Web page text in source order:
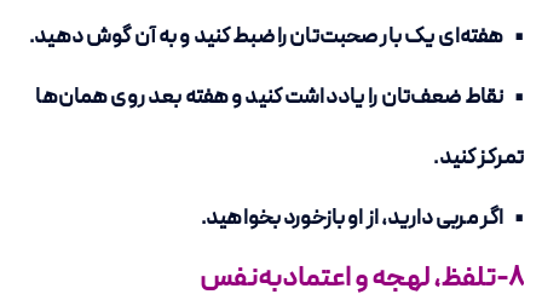
• هفته‌ای یک بار صحبت‌تان را ضبط کنید و به آن گوش دهید.
• نقاط ضعف‌تان را یادداشت کنید و هفته بعد روی همان‌ها
تمرکز کنید.
• اگر مربی دارید، از او بازخورد بخواهید.
8-تلفظ، لهجه و اعتمادبه‌نفس